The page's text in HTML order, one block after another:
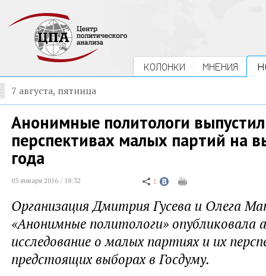
КОЛОНКИ МНЕНИЯ
7 августа, пятница
Анонимные политологи
перспективах малых партий на
года
03 января 2016 / 18:32
Организация Дмитрия Гусева и Олега
«Анонимные политологи» опубликовала
исследование о малых партиях и их
предстоящих выборах в Госдуму.